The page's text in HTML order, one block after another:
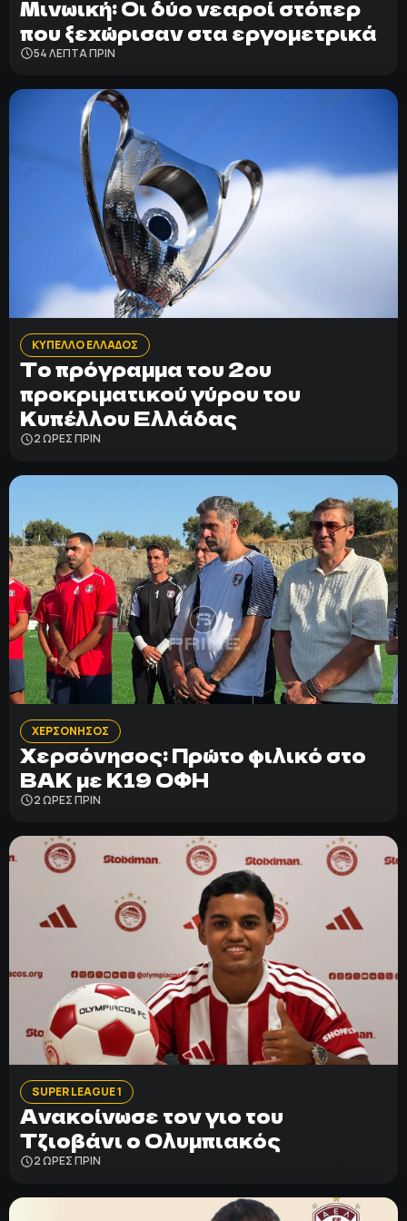
Μινωική: Οι δύο νεαροί στόπερ
που ξεχώρισαν στα εργομετρικά
54 ΛΕΠΤΑ ΠΡΙΝ
ΚΥΠΕΛΛΟ ΕΛΛΑΔΟΣ
Το πρόγραμμα του 2ου
προκριματικού γύρου του
Κυπέλλου Ελλάδας
2 ΩΡΕΣ ΠΡΙΝ
ΧΕΡΣΟΝΗΣΟΣ
Χερσόνησος: Πρώτο φιλικό στο
ΒΑΚ με Κ19 ΟΦΗ
2 ΩΡΕΣ ΠΡΙΝ
SUPER LEAGUE 1
Ανακοίνωσε τον γιο του
Τζιοβάνι ο Ολυμπιακός
2 ΩΡΕΣ ΠΡΙΝ